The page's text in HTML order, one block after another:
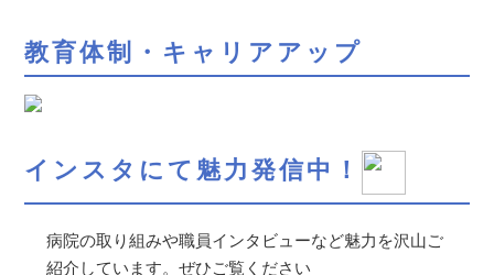
教育体制・キャリアアップ
インスタにて魅力発信中！
病院の取り組みや職員インタビューなど魅力を沢山ご
紹介しています。ぜひご覧ください